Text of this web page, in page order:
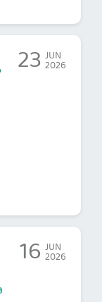
23 JUN
2026
16 JUN
2026